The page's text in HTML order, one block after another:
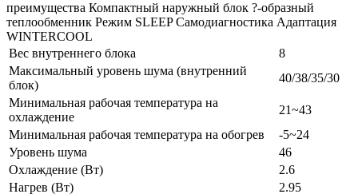
преимущества Компактный наружный блок ?-образный
теплообменник Режим SLEEP Самодиагностика Адаптация
WINTERCOOL
Вес внутреннего блока
8
Максимальный уровень шума (внутренний
блок)
40/38/35/30
Минимальная рабочая температура на
охлаждение
21~43
Минимальная рабочая температура на обогрев
-5~24
Уровень шума
46
Охлаждение (Вт)
2.6
Нагрев (Вт)
2.95